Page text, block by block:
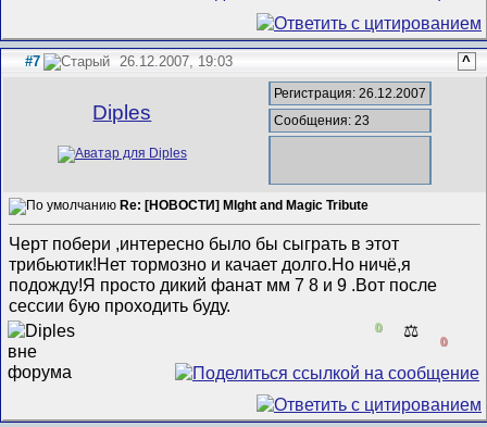
#7 26.12.2007, 19:03 ^
Diples
Регистрация: 26.12.2007
Сообщения: 23
Re: [НОВОСТИ] MIght and Magic Tribute
Черт побери ,интересно было бы сыграть в этот
трибьютик!Нет тормозно и качает долго.Но ничё,я
подожду!Я просто дикий фанат мм 7 8 и 9 .Вот после
сессии 6ую проходить буду.
0 ⚖️
0